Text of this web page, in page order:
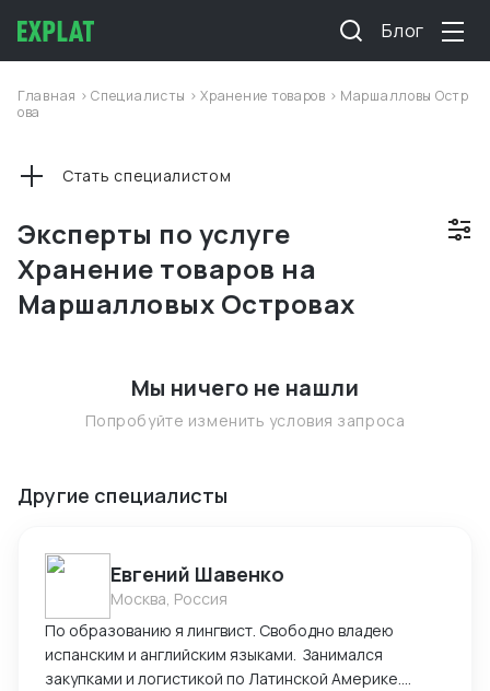
Блог
Главная >Специалисты >Хранение товаров > Маршалловы Остр
ова
Эксперты по услуге
Хранение товаров на
Маршалловых Островах
Стать специалистом
Мы ничего не нашли
Попробуйте изменить условия запроса
Другие специалисты
Евгений Шавенко
Москва, Россия
По образованию я лингвист. Свободно владею
испанским и английским языками. Занимался
закупками и логистикой по Латинской Америке.